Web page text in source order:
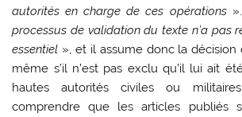
autorités en charge de ces opérations».
processus de validation du texte n’a pas
essentiel », et il assume donc la
même s’il n’est pas exclu qu’il lui ait
hautes autorités civiles ou
comprendre que les articles publiés